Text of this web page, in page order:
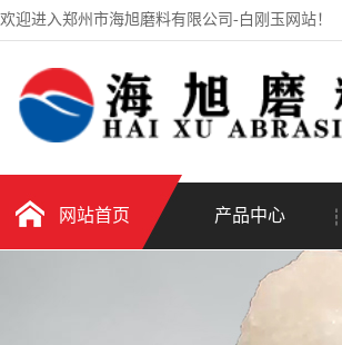
欢迎进入郑州市海旭磨料有限公司-白刚玉网站！
网站首页 产品中心